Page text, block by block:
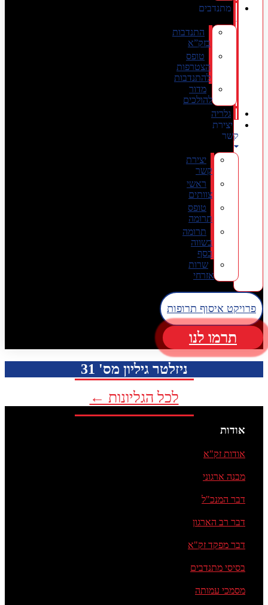
מתנדבים
התנדבות
בזק”א
טופס
הצטרפות
להתנדבות
מדור
להולכים
גלריה
יצירת
קשר
יצירת
קשר
ראשי
צוותים
טופס
תרומה
תרומה
בשווה
כסף
שרות
אזרחי
פרויקט איסוף תרופות
תרמו לנו
ניזלטר גיליון מס' 31
לכל הגליונות ←
אודות
אודות זק"א
מבנה ארגוני
דבר המנכ"ל
דבר רב הארגון
דבר מפקד זק"א
בסיסי מתנדבים
מסמכי עמותה